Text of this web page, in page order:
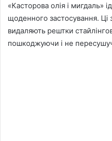
«Касторова олія і мигдаль»
щоденного застосування. Ці
видаляють рештки
пошкоджуючи і не